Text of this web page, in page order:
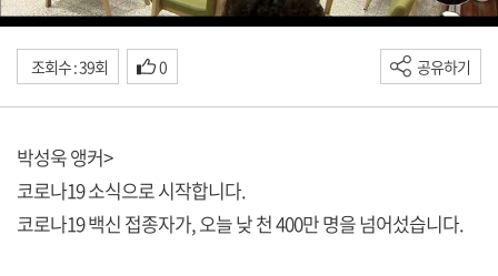
조회수 : 39회 0 공유하기
박성욱 앵커>
코로나19 소식으로 시작합니다.
코로나19 백신 접종자가, 오늘 낮 천 400만 명을 넘어섰습니다.